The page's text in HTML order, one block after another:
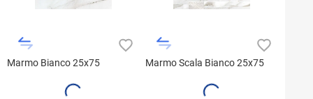
Marmo Bianco 25x75 Marmo Scala Bianco 25x75